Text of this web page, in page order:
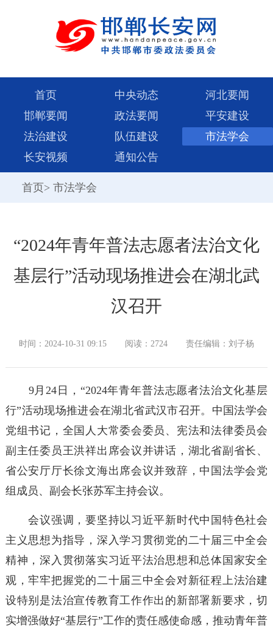
首页 中央动态
河北要闻
邯郸要闻
政法要闻
平安建设
法治建设
队伍建设
市法学会
长安视频
通知公告
首页> 市法学会
“2024年青年普法志愿者法治文化
基层行”活动现场推进会在湖北武
汉召开
时间：2024-10-31 09:15 阅读：2724 责任编辑：刘子杨
9月24日，“2024年青年普法志愿者法治文化基层
行”活动现场推进会在湖北省武汉市召开。中国法学会
党组书记，全国人大常委会委员、宪法和法律委员会
副主任委员王洪祥出席会议并讲话，湖北省副省长、
省公安厅厅长徐文海出席会议并致辞，中国法学会党
组成员、副会长张苏军主持会议。
会议强调，要坚持以习近平新时代中国特色社会
主义思想为指导，深入学习贯彻党的二十届三中全会
精神，深入贯彻落实习近平法治思想和总体国家安全
观，牢牢把握党的二十届三中全会对新征程上法治建
设特别是法治宣传教育工作作出的新部署新要求，切
实增强做好“基层行”工作的责任感使命感，推动青年普